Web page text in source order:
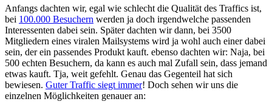
Anfangs dachten wir, egal wie schlecht die Qualität des Traffics ist,
bei 100.000 Besuchern werden ja doch irgendwelche passenden
Interessenten dabei sein. Später dachten wir dann, bei 3500
Mitgliedern eines viralen Mailsystems wird ja wohl auch einer dabei
sein, der ein passendes Produkt kauft. ebenso dachten wir: Naja, bei
500 echten Besuchern, da kann es auch mal Zufall sein, dass jemand
etwas kauft. Tja, weit gefehlt. Genau das Gegenteil hat sich
bewiesen. Guter Traffic siegt immer! Doch sehen wir uns die
einzelnen Möglichkeiten genauer an: